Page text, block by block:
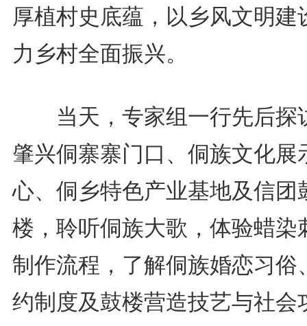
厚植村史底蕴，以乡风文明建
力乡村全面振兴。
当天，专家组一行先后探
肇兴侗寨寨门口、侗族文化展
心、侗乡特色产业基地及信团
楼，聆听侗族大歌，体验蜡染
制作流程，了解侗族婚恋习俗
约制度及鼓楼营造技艺与社会